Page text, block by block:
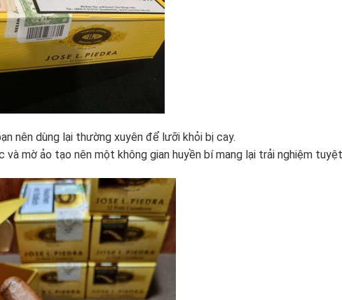
nên dùng lại thường xuyên để lưỡi khỏi bị cay.
mờ ảo tạo nên một không gian huyền bí mang lại trải nghiệm